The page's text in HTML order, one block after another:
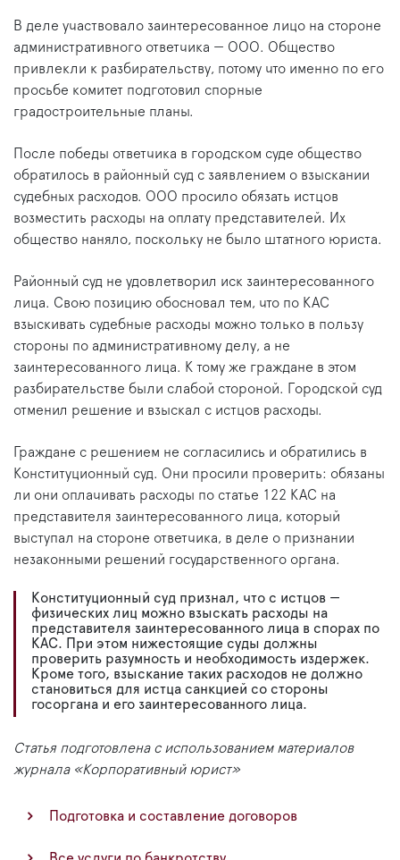
В деле участвовало заинтересованное лицо на стороне
административного ответчика — ООО. Общество
привлекли к разбирательству, потому что именно по его
просьбе комитет подготовил спорные
градостроительные планы.
После победы ответчика в городском суде общество
обратилось в районный суд с заявлением о взыскании
судебных расходов. ООО просило обязать истцов
возместить расходы на оплату представителей. Их
общество наняло, поскольку не было штатного юриста.
Районный суд не удовлетворил иск заинтересованного
лица. Свою позицию обосновал тем, что по КАС
взыскивать судебные расходы можно только в пользу
стороны по административному делу, а не
заинтересованного лица. К тому же граждане в этом
разбирательстве были слабой стороной. Городской суд
отменил решение и взыскал с истцов расходы.
Граждане с решением не согласились и обратились в
Конституционный суд. Они просили проверить: обязаны
ли они оплачивать расходы по статье 122 КАС на
представителя заинтересованного лица, который
выступал на стороне ответчика, в деле о признании
незаконными решений государственного органа.
Конституционный суд признал, что с истцов —
физических лиц можно взыскать расходы на
представителя заинтересованного лица в спорах по
КАС. При этом нижестоящие суды должны
проверить разумность и необходимость издержек.
Кроме того, взыскание таких расходов не должно
становиться для истца санкцией со стороны
госоргана и его заинтересованного лица.
Статья подготовлена с использованием материалов
журнала «Корпоративный юрист»
Подготовка и составление договоров